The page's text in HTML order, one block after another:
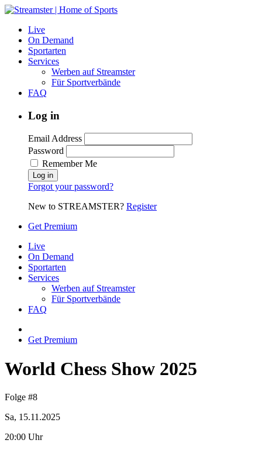
Live
On Demand
Sportarten
Services
Werben auf Streamster
Für Sportverbände
FAQ
Log in
Email Address
Password
Remember Me
Forgot your password?
New to STREAMSTER? Register
Get Premium
Live
On Demand
Sportarten
Services
Werben auf Streamster
Für Sportverbände
FAQ
Get Premium
World Chess Show 2025
Folge #8
Sa, 15.11.2025
20:00 Uhr